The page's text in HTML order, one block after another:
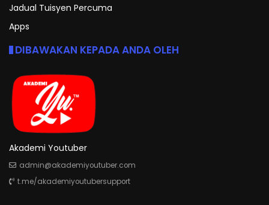
Jadual Tuisyen Percuma
Apps
DIBAWAKAN KEPADA ANDA OLEH
Akademi Youtuber
admin@akademiyoutuber.com
t.me/akademiyoutubersupport